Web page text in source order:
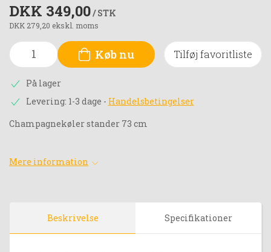
DKK 349,00/ STK
DKK 279,20 ekskl. moms
Køb nu Tilføj favoritliste
På lager
Levering: 1-3 dage - Handelsbetingelser
Champagnekøler stander 73 cm
Mere information
Beskrivelse Specifikationer